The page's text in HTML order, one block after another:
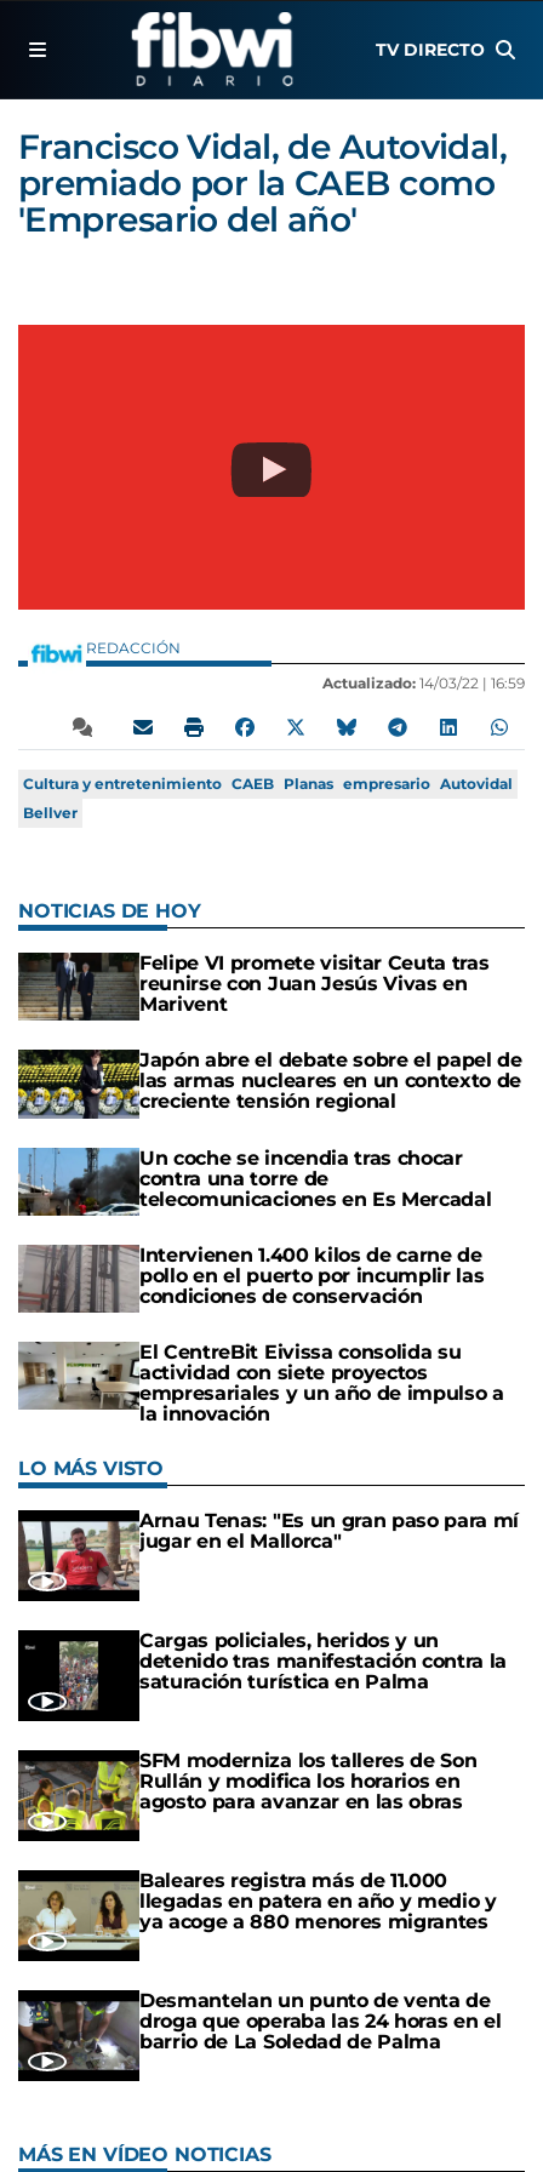
TV DIRECTO
Francisco Vidal, de Autovidal,
premiado por la CAEB como
'Empresario del año'
REDACCIÓN
Actualizado: 14/03/22 | 16:59
Cultura y entretenimiento CAEB Planas empresario Autovidal
Bellver
NOTICIAS DE HOY
Felipe VI promete visitar Ceuta tras
reunirse con Juan Jesús Vivas en
Marivent
Japón abre el debate sobre el papel de
las armas nucleares en un contexto de
creciente tensión regional
Un coche se incendia tras chocar
contra una torre de
telecomunicaciones en Es Mercadal
Intervienen 1.400 kilos de carne de
pollo en el puerto por incumplir las
condiciones de conservación
El CentreBit Eivissa consolida su
actividad con siete proyectos
empresariales y un año de impulso a
la innovación
LO MÁS VISTO
Arnau Tenas: "Es un gran paso para mí
jugar en el Mallorca"
Cargas policiales, heridos y un
detenido tras manifestación contra la
saturación turística en Palma
SFM moderniza los talleres de Son
Rullán y modifica los horarios en
agosto para avanzar en las obras
Baleares registra más de 11.000
llegadas en patera en año y medio y
ya acoge a 880 menores migrantes
Desmantelan un punto de venta de
droga que operaba las 24 horas en el
barrio de La Soledad de Palma
MÁS EN VÍDEO NOTICIAS